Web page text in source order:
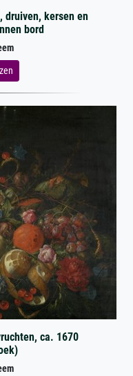
druiven, kersen en
bord
ca. 1670